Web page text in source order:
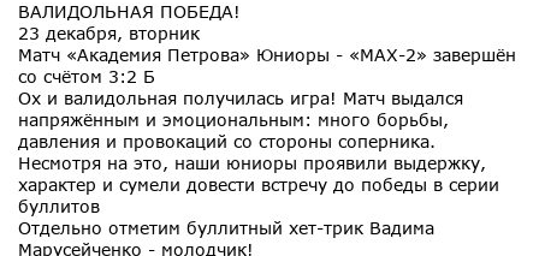
ВАЛИДОЛЬНАЯ ПОБЕДА!
23 декабря, вторник
Матч «Академия Петрова» Юниоры - «МАХ-2» завершён
со счётом 3:2 Б
Ох и валидольная получилась игра! Матч выдался
напряжённым и эмоциональным: много борьбы,
давления и провокаций со стороны соперника.
Несмотря на это, наши юниоры проявили выдержку,
характер и сумели довести встречу до победы в серии
буллитов
Отдельно отметим буллитный хет-трик Вадима
Марусейченко - молодчик!